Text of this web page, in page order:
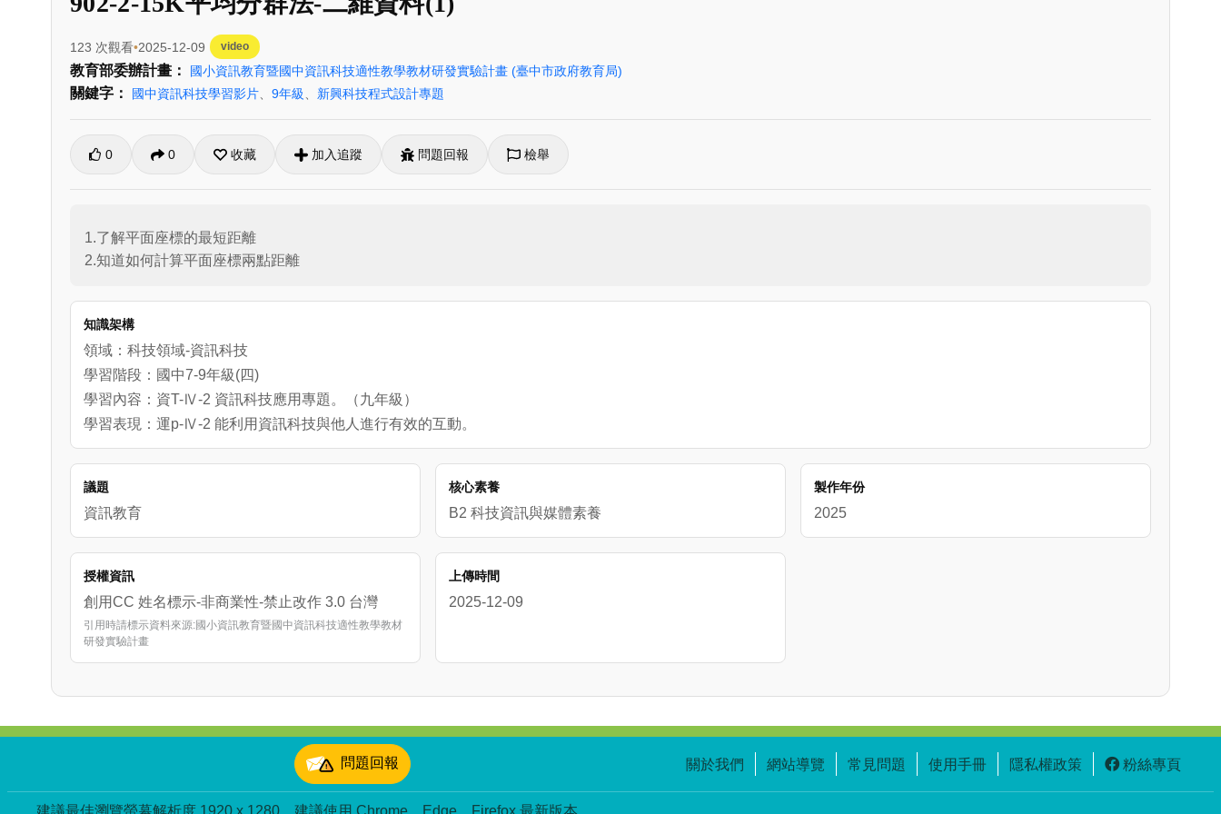
123 次觀看 2025-12-09 video
教育部委辦計畫： 國小資訊教育暨國中資訊科技適性教學教材研發實驗計畫 (臺中市政府教育局)
關鍵字： 國中資訊科技學習影片 9年級 新興科技程式設計專題
0 0 收藏 加入追蹤 問題回報 檢舉
1.了解平面座標的最短距離
2.知道如何計算平面座標兩點距離
知識架構
領域：科技領域-資訊科技
學習階段：國中7-9年級(四)
學習內容：資T-Ⅳ-2 資訊科技應用專題。（九年級）
學習表現：運p-Ⅳ-2 能利用資訊科技與他人進行有效的互動。
議題
資訊教育
核心素養
B2 科技資訊與媒體素養
製作年份
2025
授權資訊
創用CC 姓名標示-非商業性-禁止改作 3.0 台灣
引用時請標示資料來源:國小資訊教育暨國中資訊科技適性教學教材
研發實驗計畫
上傳時間
2025-12-09
問題回報
關於我們 網站導覽 常見問題 使用手冊 隱私權政策 粉絲專頁